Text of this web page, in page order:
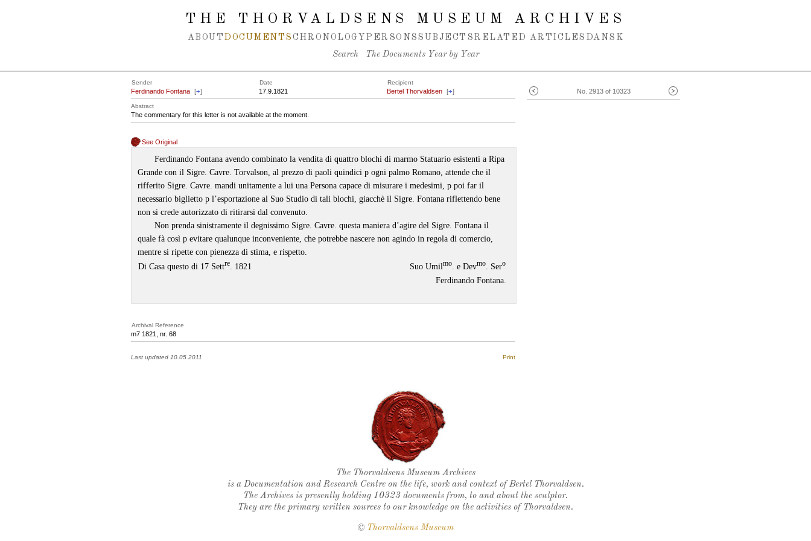
THE THORVALDSENS MUSEUM ARCHIVES
ABOUT DOCUMENTS CHRONOLOGY PERSONS SUBJECTS RELATED ARTICLES DANSK
Search The Documents Year by Year
No. 2913 of 10323
Sender Date Recipient
Ferdinando Fontana [+] 17.9.1821 Bertel Thorvaldsen [+]
Abstract
The commentary for this letter is not available at the moment.
See Original
Ferdinando Fontana avendo combinato la vendita di quattro blochi di marmo Statuario esistenti a Ripa
Grande con il Sigre. Cavre. Torvalson, al prezzo di paoli quindici p ogni palmo Romano, attende che il
rifferito Sigre. Cavre. mandi unitamente a lui una Persona capace di misurare i medesimi, p poi far il
necessario biglietto p l’esportazione al Suo Studio di tali blochi, giacchè il Sigre. Fontana riflettendo bene
non si crede autorizzato di ritirarsi dal convenuto.
Non prenda sinistramente il degnissimo Sigre. Cavre. questa maniera d’agire del Sigre. Fontana il
quale fà così p evitare qualunque inconveniente, che potrebbe nascere non agindo in regola di comercio,
mentre si ripette con pienezza di stima, e rispetto.
Di Casa questo di 17 Settre . 1821 Suo Umilmo . e Devmo . Sero
Ferdinando Fontana.
Archival Reference
m7 1821, nr. 68
Last updated 10.05.2011 Print
Thorvaldsen's seal
The Thorvaldsens Museum Archives
is a Documentation and Research Centre on the life, work and context of Bertel Thorvaldsen.
The Archives is presently holding 10323 documents from, to and about the sculptor.
They are the primary written sources to our knowledge on the activities of Thorvaldsen.
© Thorvaldsens Museum